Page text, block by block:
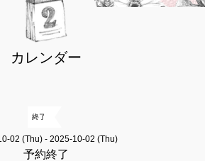
カレンダー
終了
02 (Thu) - 2025-10-02 (Thu)
予約終了